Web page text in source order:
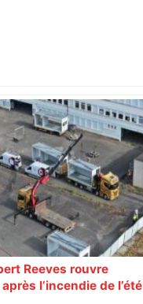
» pour Guillaume
de Toulouse, après
– L'Équipe
Reeves rouvre
l’incendie de l’été